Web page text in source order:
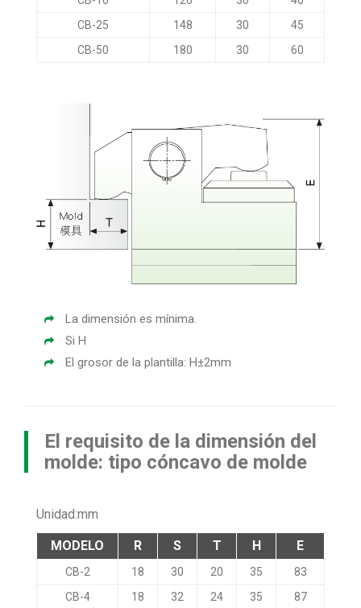
CB-25
148 30
45
CB-50
180 30 60
La dimensión es mínima.
Si H
El grosor de la plantilla: H±2mm
El requisito de la dimensión del
molde: tipo cóncavo de molde
Unidad:mm
MODELO R S T H E
CB-2 18 30 20 35
83
CB-4
18 32 24 35
87